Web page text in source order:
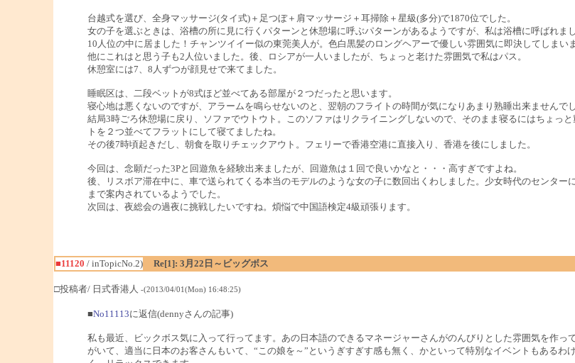
台越式を選び、全身マッサージ(タイ式)＋足つぼ＋肩マッサージ＋耳掃除＋星級(多分)で1870位でした。
女の子を選ぶときは、浴槽の所に見に行くパターンと休憩場に呼ぶパターンがあるようですが、私は浴槽に呼ばれまし
10人位の中に居ました！チャンツイイー似の東莞美人が。色白黒髪のロングヘアーで優しい雰囲気に即決してしまい
他にこれはと思う子も2人位いました。後、ロシアが一人いましたが、ちょっと老けた雰囲気で私はパス。
休憩室には7、8人ずつが顔見せで来てました。
睡眠区は、二段ベットが8式ほど並べてある部屋が２つだったと思います。
寝心地は悪くないのですが、アラームを鳴らせないのと、翌朝のフライトの時間が気になりあまり熟睡出来ませんでし
結局3時ごろ休憩場に戻り、ソファでウトウト。このソファはリクライニングしないので、そのまま寝るにはちょっ
トを２つ並べてフラットにして寝てましたね。
その後7時頃起きだし、朝食を取りチェックアウト。フェリーで香港空港に直接入り、香港を後にしました。
今回は、念願だった3Pと回遊魚を経験出来ましたが、回遊魚は１回で良いかなと・・・高すぎですよね。
後、リスボア滞在中に、車で送られてくる本当のモデルのような女の子に数回出くわしました。少女時代のセンタ
まで案内されているようでした。
次回は、夜総会の過夜に挑戦したいですね。煩悩で中国語検定4級頑張ります。
■11120 / inTopicNo.2)
Re[1]: 3月22日～ビッグボス
□投稿者/ 日式香港人 -(2013/04/01(Mon) 16:48:25)
■No11113に返信(dennyさんの記事)
私も最近、ビックボス気に入って行ってます。あの日本語のできるマネージャーさんがのんびりとした雰囲気を作
がいて、適当に日本のお客さんもいて、“この娘を～”というぎすぎす感も無く、かといって特別なイベントもある